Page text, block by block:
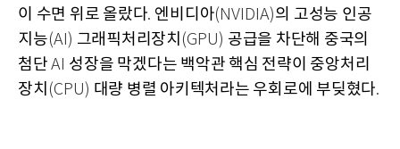
이 수면 위로 올랐다. 엔비디아(NVIDIA)의 고성능 인공
지능(AI) 그래픽처리장치 (GPU) 공급을 차단해 중국의
첨단AI 성장을 막겠다는 백악관 핵심 전략이 중앙처리
장치 (CPU) 대량 병렬 아키텍처라는 우회로에 부딪혔다.